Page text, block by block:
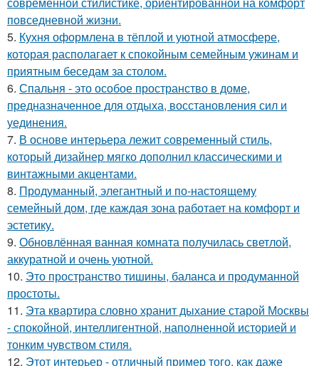
повседневной жизни.
5. Кухня оформлена в тёплой и уютной атмосфере,
которая располагает к спокойным семейным ужинам и
приятным беседам за столом.
6. Спальня - это особое пространство в доме,
предназначенное для отдыха, восстановления сил и
уединения.
7. В основе интерьера лежит современный стиль,
который дизайнер мягко дополнил классическими и
винтажными акцентами.
8. Продуманный, элегантный и по-настоящему
семейный дом, где каждая зона работает на комфорт и
эстетику.
9. Обновлённая ванная комната получилась светлой,
аккуратной и очень уютной.
10. Это пространство тишины, баланса и продуманной
простоты.
11. Эта квартира словно хранит дыхание старой Москвы
- спокойной, интеллигентной, наполненной историей и
тонким чувством стиля.
12. Этот интерьер - отличный пример того, как даже